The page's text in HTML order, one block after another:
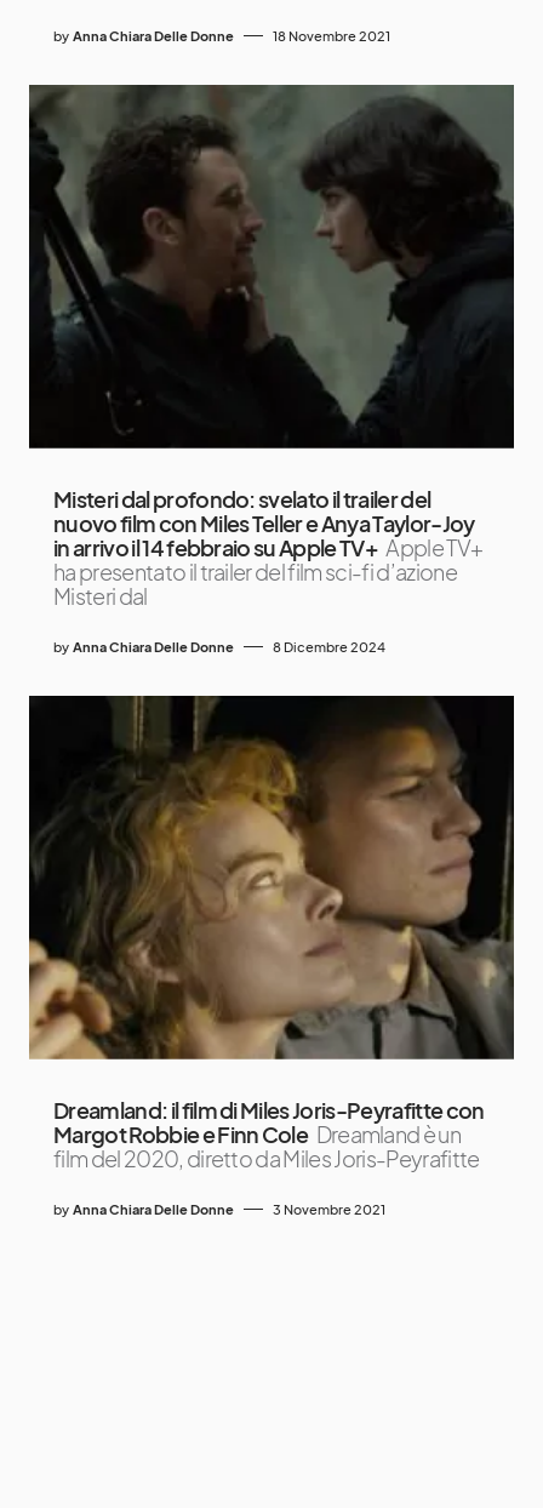
by Anna Chiara Delle Donne 18 Novembre 2021
Misteri dal profondo: svelato il trailer del
nuovo film con Miles Teller e Anya Taylor-Joy
in arrivo il 14 febbraio su Apple TV+ Apple TV+
ha presentato il trailer del film sci-fi d’azione
Misteri dal
by Anna Chiara Delle Donne 8 Dicembre 2024
Dreamland: il film di Miles Joris-Peyrafitte con
Margot Robbie e Finn Cole Dreamland è un
film del 2020, diretto da Miles Joris-Peyrafitte
by Anna Chiara Delle Donne 3 Novembre 2021